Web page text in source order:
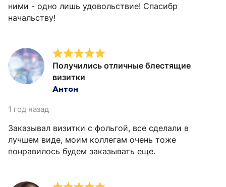
ними - одно лишь удовольствие! Спасибр
начальству!
Получились отличные блестящие
визитки
Антон
1 год назад
Заказывал визитки с фольгой, все сделали в
лучшем виде, моим коллегам очень тоже
понравилось будем заказывать еще.